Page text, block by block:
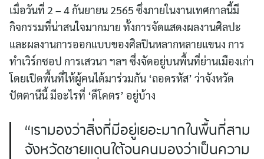
เมื่อวันที่ 2 – 4 กันยายน 2565 ซึ่งภายในงานเทศกาลนี้มี
กิจกรรมที่น่าสนใจมากมาย ทั้งการจัดแสดงผลงานศิลปะ
และผลงานการออกแบบของศิลปินหลากหลายแขนง การ
ทำเวิร์กชอป การเสวนา ฯลฯ ซึ่งจัดอยู่บนพื้นที่ย่านเมืองเก่า
โดยเปิดพื้นที่ให้ผู้คนได้มาร่วมกัน ‘ถอดรหัส’ ว่าจังหวัด
ปัตตานีนี้ มีอะไรที่ ‘ดีโคตร’ อยู่บ้าง
“เรามองว่าสิ่งที่มีอยู่เยอะมากในพื้นที่สาม
จังหวัดชายแดนใต้จนคนมองว่าเป็นความ